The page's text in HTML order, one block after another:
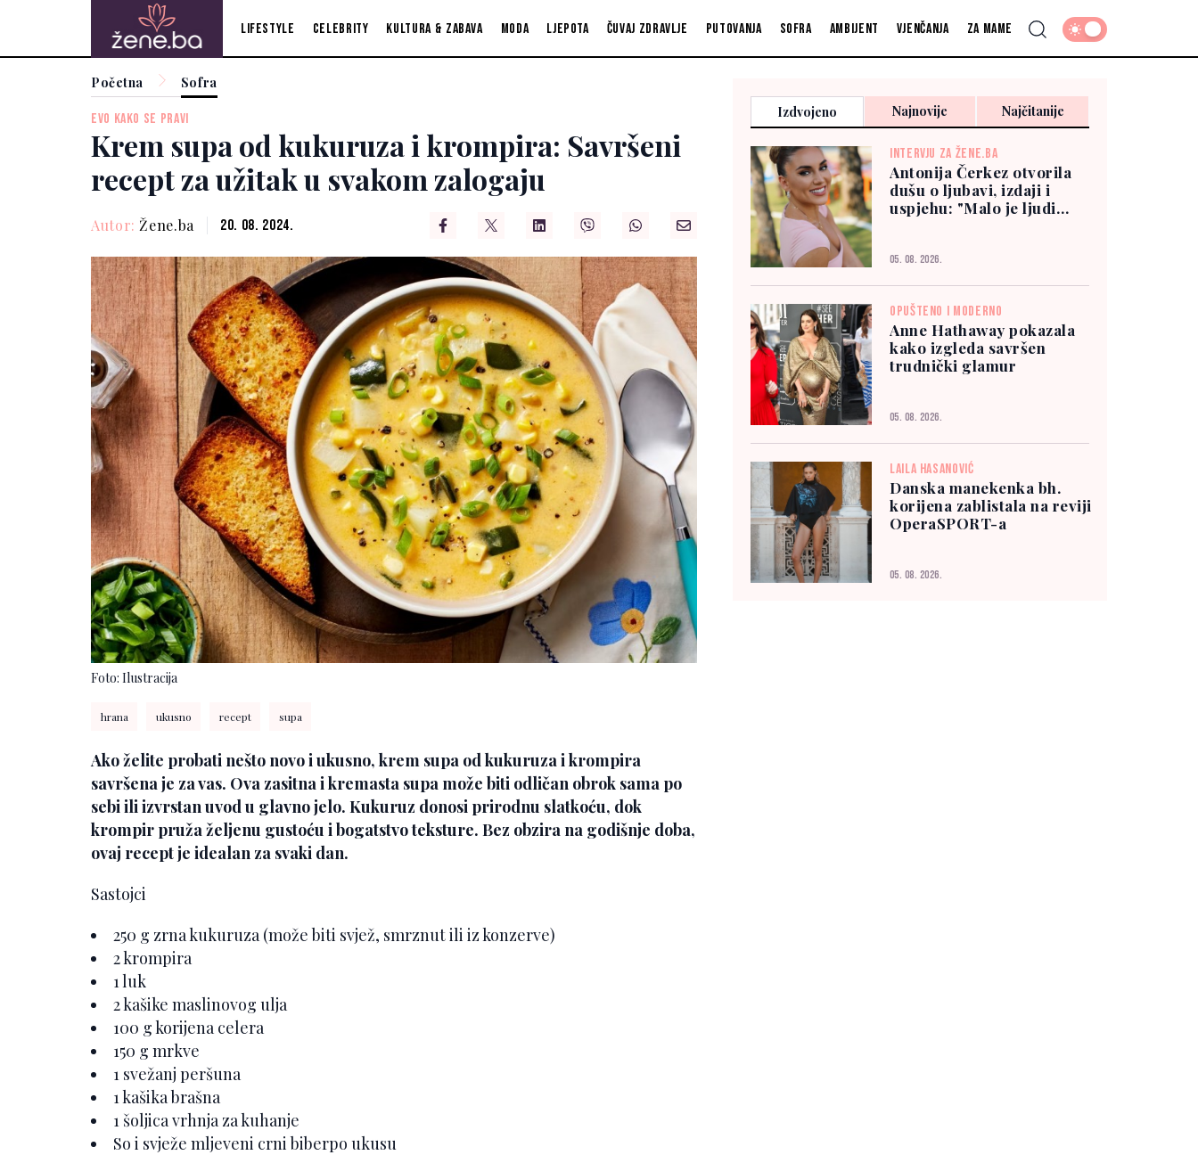
Lifestyle Celebrity Kultura & zabava Moda Ljepota Čuvaj zdravlje Putovanja Sofra Ambijent Vjenčanja Za mame
Početna Sofra
EVO KAKO SE PRAVI
Krem supa od kukuruza i krompira: Savršeni
recept za užitak u svakom zalogaju
Autor: Žene.ba 20. 08. 2024.
Foto: Ilustracija
hrana ukusno recept supa
Ako želite probati nešto novo i ukusno, krem supa od kukuruza i krompira
savršena je za vas. Ova zasitna i kremasta supa može biti odličan obrok sama po
sebi ili izvrstan uvod u glavno jelo. Kukuruz donosi prirodnu slatkoću, dok
krompir pruža željenu gustoću i bogatstvo teksture. Bez obzira na godišnje doba,
ovaj recept je idealan za svaki dan.
Sastojci
250 g zrna kukuruza (može biti svjež, smrznut ili iz konzerve)
2 krompira
1 luk
2 kašike maslinovog ulja
100 g korijena celera
150 g mrkve
1 svežanj peršuna
1 kašika brašna
1 šoljica vrhnja za kuhanje
So i svježe mljeveni crni biberpo ukusu
Izdvojeno Najnovije Najčitanije
INTERVJU ZA ŽENE.BA
Antonija Čerkez otvorila
dušu o ljubavi, izdaji i
uspjehu: "Malo je ljudi
05. 08. 2026.
OPUŠTENO I MODERNO
Anne Hathaway pokazala
kako izgleda savršen
trudnički glamur
05. 08. 2026.
LAILA HASANOVIĆ
Danska manekenka bh.
korijena zablistala na reviji
OperaSPORT-a
05. 08. 2026.